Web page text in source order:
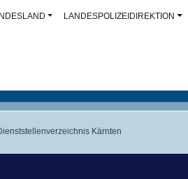
LANDESPOLIZEIDIREKTION
Kärnten